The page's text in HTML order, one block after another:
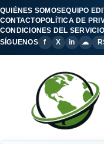
QUIÉNES SOMOSEQUIPO
CONTACTOPOLÍTICA DE
CONDICIONES DEL SERVICIO
SÍGUENOS
f X in ☁